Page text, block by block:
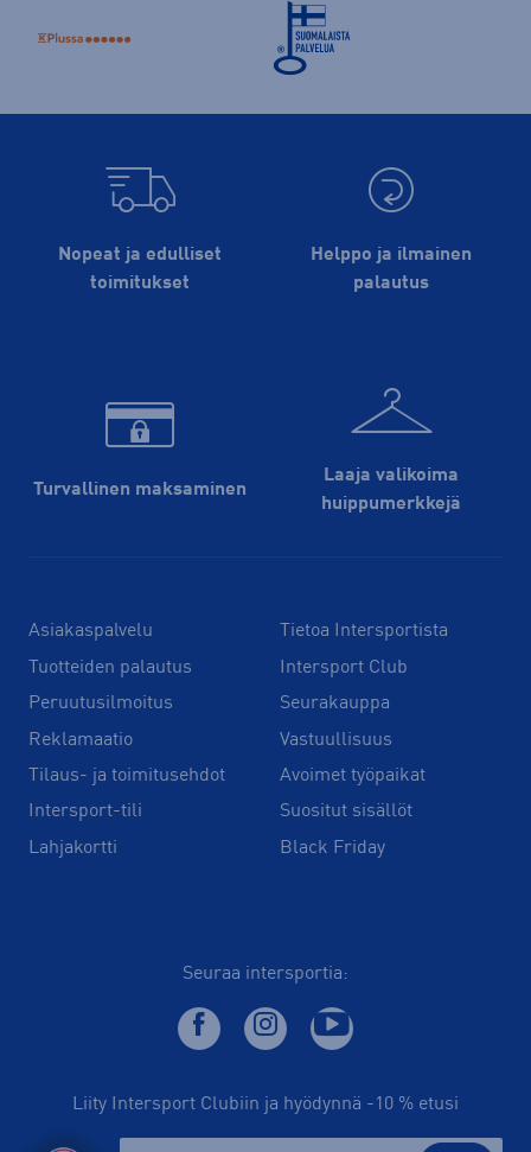
Nopeat ja edulliset
toimitukset
Helppo ja ilmainen
palautus
Turvallinen maksaminen
Laaja valikoima
huippu­merkkejä
Asiakaspalvelu
Tuotteiden palautus
Peruutusilmoitus
Reklamaatio
Tilaus- ja toimitusehdot
Intersport-tili
Lahjakortti
Tietoa Intersportista
Intersport Club
Seurakauppa
Vastuullisuus
Avoimet työpaikat
Suositut sisällöt
Black Friday
Seuraa intersportia:
Liity Intersport Clubiin ja hyödynnä -10 % etusi